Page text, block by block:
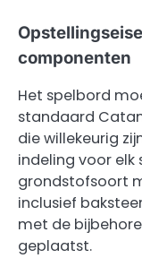
componenten
Het spelbord
standaard
die willekeurig
indeling voor elk
grondstofsoort
inclusief
met de
geplaatst.